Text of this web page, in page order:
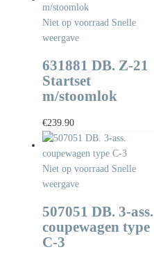
Niet op voorraad Snelle
weergave
631881 DB. Z-21
Startset
m/stoomlok
€239.90
Niet op voorraad Snelle
weergave
507051 DB. 3-ass.
coupewagen type
C-3